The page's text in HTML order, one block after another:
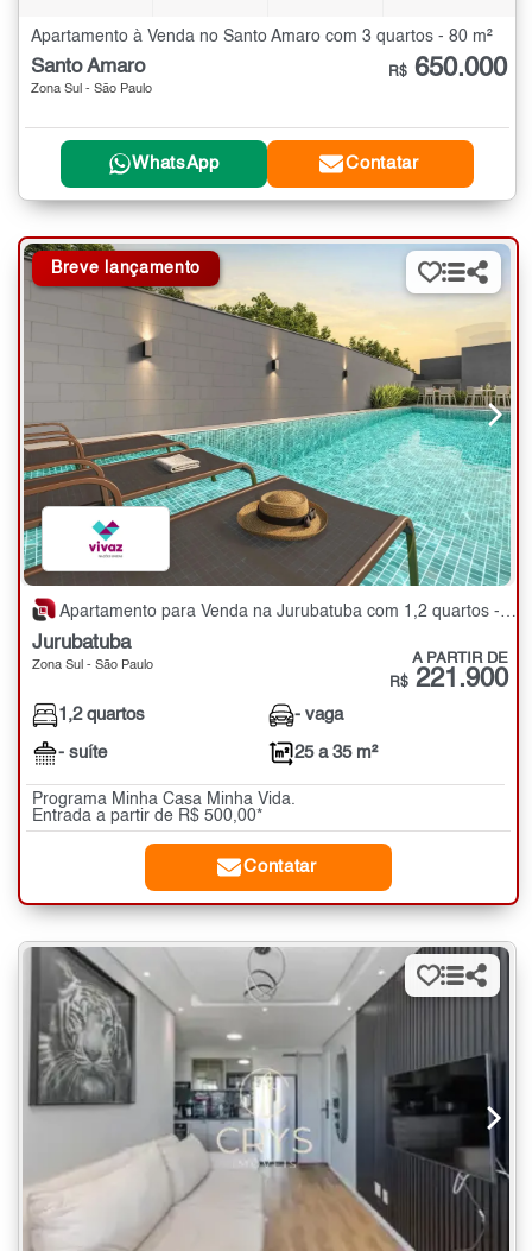
Apartamento à Venda no Santo Amaro com 3 quartos - 80 m²
Santo Amaro
Zona Sul - São Paulo
R$ 650.000
WhatsApp Contatar
Breve lançamento
Apartamento para Venda na Jurubatuba com 1,2 quartos - 25 a 35 m²
Jurubatuba
Zona Sul - São Paulo A PARTIR DE
R$ 221.900
1,2 quartos
- suíte
- vaga
25 a 35 m²
Programa Minha Casa Minha Vida.
Entrada a partir de R$ 500,00*
Contatar